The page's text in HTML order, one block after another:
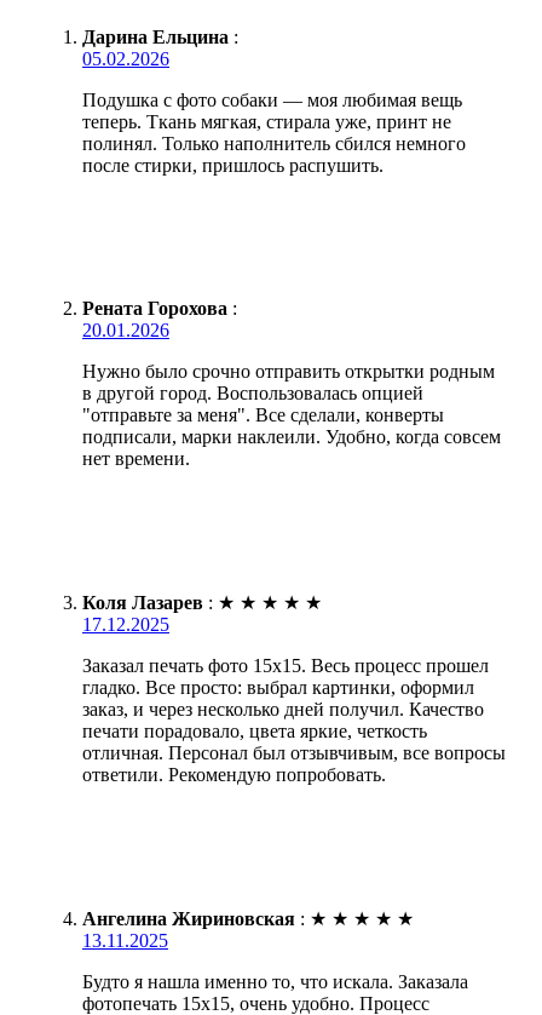
Дарина Ельцина :
05.02.2026
Подушка с фото собаки — моя любимая вещь
теперь. Ткань мягкая, стирала уже, принт не
полинял. Только наполнитель сбился немного
после стирки, пришлось распушить.
Рената Горохова :
20.01.2026
Нужно было срочно отправить открытки родным
в другой город. Воспользовалась опцией
"отправьте за меня". Все сделали, конверты
подписали, марки наклеили. Удобно, когда совсем
нет времени.
Коля Лазарев : ★ ★ ★ ★ ★
17.12.2025
Заказал печать фото 15х15. Весь процесс прошел
гладко. Все просто: выбрал картинки, оформил
заказ, и через несколько дней получил. Качество
печати порадовало, цвета яркие, четкость
отличная. Персонал был отзывчивым, все вопросы
ответили. Рекомендую попробовать.
Ангелина Жириновская : ★ ★ ★ ★ ★
13.11.2025
Будто я нашла именно то, что искала. Заказала
фотопечать 15х15, очень удобно. Процесс